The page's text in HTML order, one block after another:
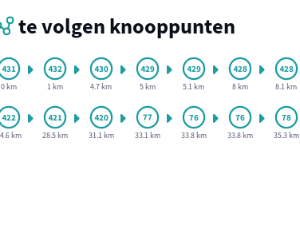
te volgen knooppunten
0 km 1 km 4.7 km 5 km 5.1 km 8 km 8.1 km
km 28.5 km 31.1 km 33.1 km 33.8 km 33.8 km 35.3 km